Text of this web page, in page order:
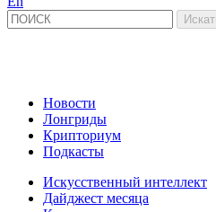
Новости
Лонгриды
Крипториум
Подкасты
Искусственный интеллект
Дайджест месяца